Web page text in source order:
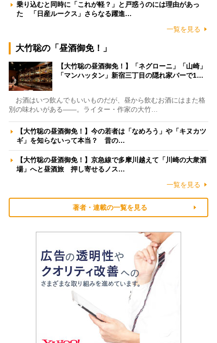
乗り込むと同時に「これが軽？」と戸惑うのには理由があっ
た 「日産ルークス」さらなる躍進…
一覧を見る
大竹聡の「昼酒御免！」
【大竹聡の昼酒御免！】「ネグローニ」「山崎」
「マンハッタン」新宿三丁目の隠れ家バーで1…
お酒はいつ飲んでもいいものだが、昼から飲むお酒にはまた格
別の味わいがある――。ライター・作家の大竹…
【大竹聡の昼酒御免！】今の若者は「なめろう」や「キヌカツ
ギ」を知らないって本当？ 昔の…
【大竹聡の昼酒御免！】京急線で多摩川越えて「川崎の大衆酒
場」へと昼酒旅 押し寄せるノス…
一覧を見る
著者・連載の一覧を見る